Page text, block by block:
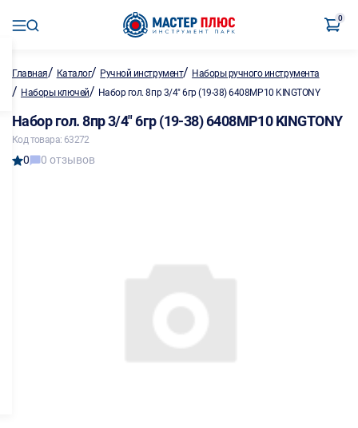
0
Главная/ Каталог/ Ручной инструмент/ Наборы ручного инструмента
/ Наборы ключей/ Набор гол. 8пр 3/4" 6гр (19-38) 6408MP10 KINGTONY
Набор гол. 8пр 3/4" 6гр (19-38) 6408MP10 KINGTONY
Код товара: 63272
0 0 отзывов